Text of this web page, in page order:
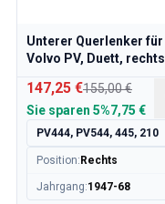
Aktion des Monats
Unterer Querlenker für
Volvo PV, Duett, rechts
147,25 €155,00 €
Sie sparen 5%7,75 €
PV444, PV544, 445, 210
Position: Rechts
Jahrgang:1947-68